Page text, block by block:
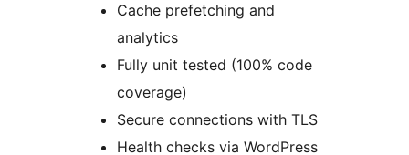
Cache prefetching and
analytics
Fully unit tested (100% code
coverage)
Secure connections with TLS
Health checks via WordPress